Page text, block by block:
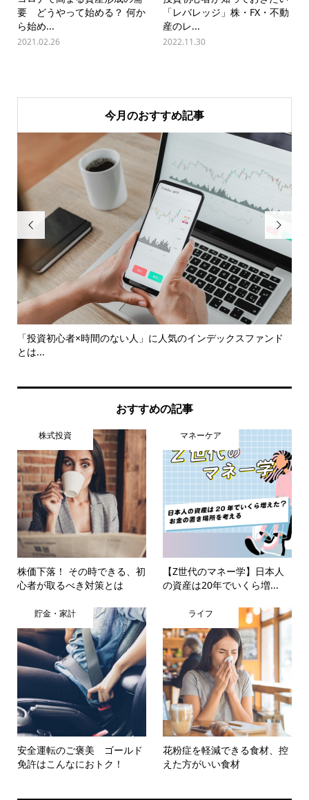
要 どうやって始める？ 何か
ら始め...
2021.02.26
「レバレッジ」株・FX・不動
産のレ...
2022.11.30
今月のおすすめ記事

「投資初心者×時間のない人」に人気のインデックスファンド
とは...

おすすめの記事
株式投資
株価下落！ その時できる、初
心者が取るべき対策とは
マネーケア
【Z世代のマネー学】日本人
の資産は20年でいくら増...
貯金・家計
安全運転のご褒美 ゴールド
免許はこんなにおトク！
ライフ
花粉症を軽減できる食材、控
えた方がいい食材